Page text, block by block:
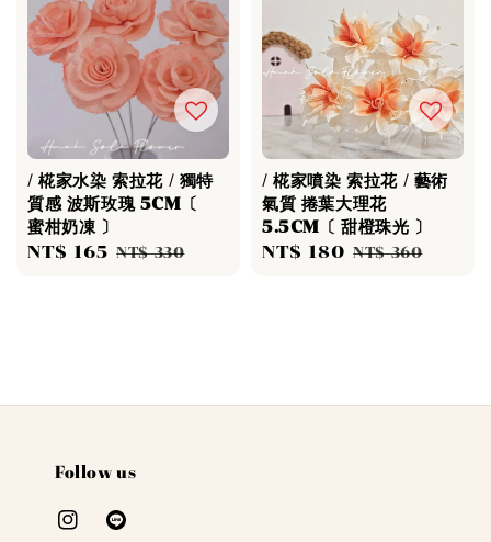
/ 椛家水染 索拉花 / 獨特
質感 波斯玫瑰 5CM〔
蜜柑奶凍 〕
Sale
NT$ 165 Regular
NT$ 330
/ 椛家噴染 索拉花 / 藝術
氣質 捲葉大理花
5.5CM〔 甜橙珠光 〕
Sale
NT$ 180 Regular
NT$ 360
Follow us